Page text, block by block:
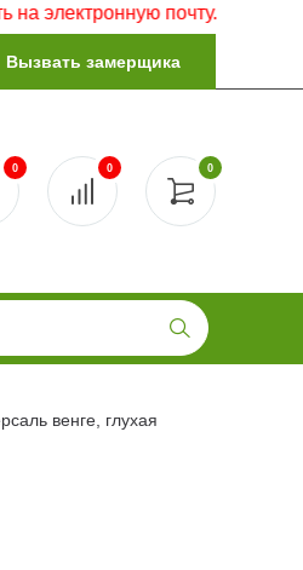
почту.
Вызвать замерщика
0
0 0
венге, глухая